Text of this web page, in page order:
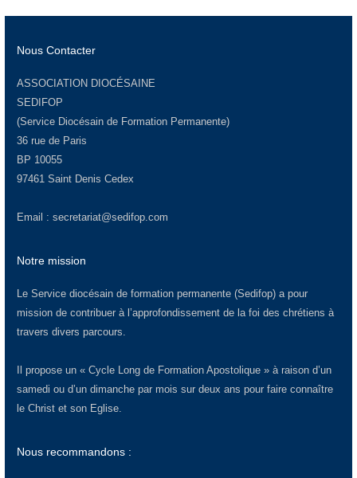
Nous Contacter
ASSOCIATION DIOCÉSAINE
SEDIFOP
(Service Diocésain de Formation Permanente)
36 rue de Paris
BP 10055
97461 Saint Denis Cedex
Email : secretariat@sedifop.com
Notre mission
Le Service diocésain de formation permanente (Sedifop) a pour
mission de contribuer à l’approfondissement de la foi des chrétiens à
travers divers parcours.
Il propose un « Cycle Long de Formation Apostolique » à raison d’un
samedi ou d’un dimanche par mois sur deux ans pour faire connaître
le Christ et son Eglise.
Nous recommandons :